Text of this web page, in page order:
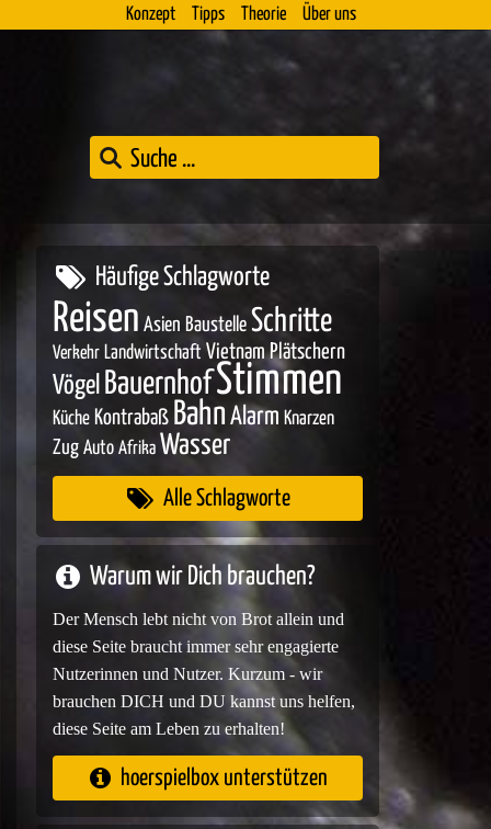
Konzept Tipps Theorie Über uns
Häufige Schlagworte
Reisen Asien Baustelle Schritte
Verkehr Landwirtschaft Vietnam Plätschern
Vögel BauernhofStimmen
Küche Kontrabaß Bahn Alarm Knarzen
Zug Auto Afrika Wasser
Alle Schlagworte
Warum wir Dich brauchen?
Der Mensch lebt nicht von Brot allein und
diese Seite braucht immer sehr engagierte
Nutzerinnen und Nutzer. Kurzum - wir
brauchen DICH und DU kannst uns helfen,
diese Seite am Leben zu erhalten!
hoerspielbox unterstützen